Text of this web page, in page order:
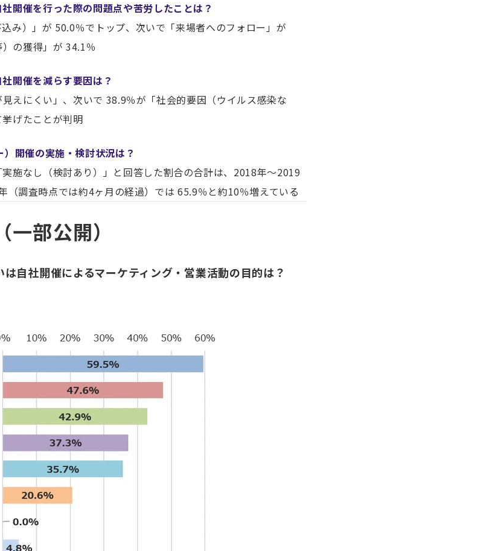
開催を行った際の問題点や苦労したことは？
）」が 50.0％でトップ、次いで「来場者へのフォロー」が
の獲得」が 34.1％
開催を減らす要因は？
にくい」、次いで 38.9％が「社会的要因（ウイルス感染な
げたことが判明
開催の実施・検討状況は？
なし（検討あり）」と回答した割合の合計は、2018年～2019
（調査時点では約4ヶ月の経過）では 65.9％と約10％増えている
部公開）
自社開催によるマーケティング・営業活動の目的は？